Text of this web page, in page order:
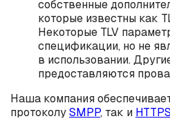
собственные
которые известны как
Некоторые TLV
спецификации, но не
в использовании.
предоставляются
Наша компания
протоколуSMPP, так и HTTPS